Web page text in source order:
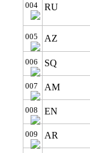
004 RU
005 AZ
006 SQ
007 AM
008 EN
009 AR